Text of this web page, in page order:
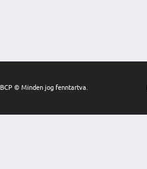
BCP © Minden jog fenntartva.